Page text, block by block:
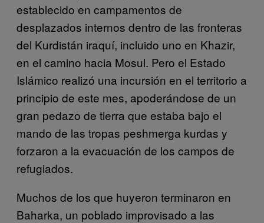
establecido en campamentos de
desplazados internos dentro de las fronteras
del Kurdistán iraquí, incluido uno en Khazir,
en el camino hacia Mosul. Pero el Estado
Islámico realizó una incursión en el territorio a
principio de este mes, apoderándose de un
gran pedazo de tierra que estaba bajo el
mando de las tropas peshmerga kurdas y
forzaron a la evacuación de los campos de
refugiados.
Muchos de los que huyeron terminaron en
Baharka, un poblado improvisado a las